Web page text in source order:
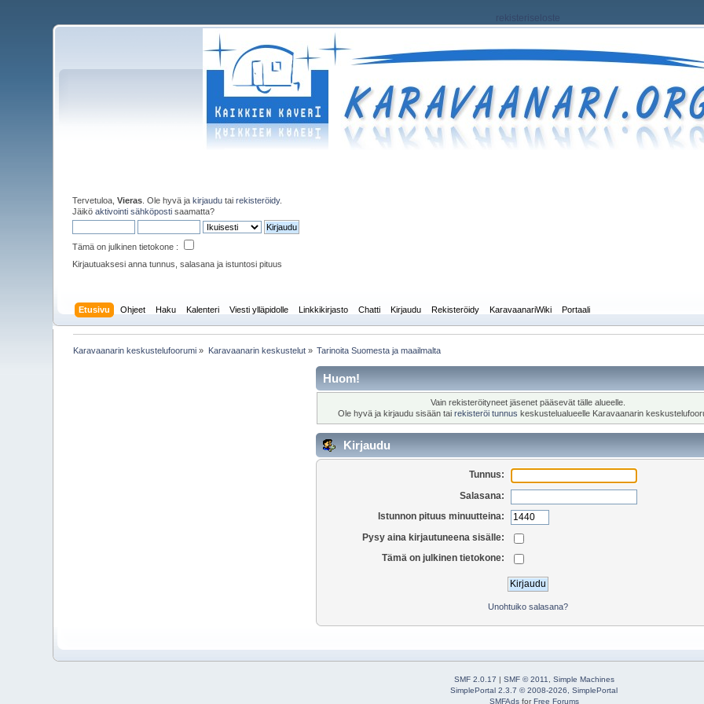
rekisteriseloste
Tervetuloa,Vieras . Ole hyvä jakirjaudu tairekisteröidy.
Jäiköaktivointi sähköposti saamatta?
Tämä on julkinen tietokone :
Kirjautuaksesi anna tunnus, salasana ja istuntosi pituus
Etusivu Ohjeet Haku Kalenteri Viesti ylläpidolle Linkkikirjasto Chatti Kirjaudu Rekisteröidy KaravaanariWiki Portaali
Karavaanarin keskustelufoorumi » Karavaanarin keskustelut» Tarinoita Suomesta ja maailmalta
Huom!
Vain rekisteröityneet jäsenet pääsevät tälle alueelle.
Ole hyvä ja kirjaudu sisään tai rekisteröi tunnus keskustelualueelle Karavaanarin
Kirjaudu
Tunnus:
Salasana:
Istunnon pituus minuutteina:
Pysy aina kirjautuneena sisälle:
Tämä on julkinen tietokone:
Unohtuiko salasana?
SMF 2.0.17 | SMF © 2011
Simple Machines
SimplePortal 2.3.7 © 2008-2026, SimplePortal
SMFAdsforFree Forums